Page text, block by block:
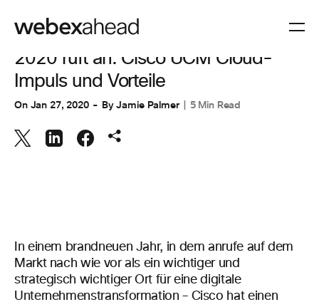
ZUSAMMENARBEIT
2020 ruft an: Cisco UCM Cloud-
Impuls und Vorteile
On Jan 27, 2020 ByJamie Palmer 5 Min Read
In einem brandneuen Jahr, in dem anrufe auf dem
Markt nach wie vor als ein wichtiger und
strategisch wichtiger Ort für eine digitale
Unternehmenstransformation – Cisco hat einen